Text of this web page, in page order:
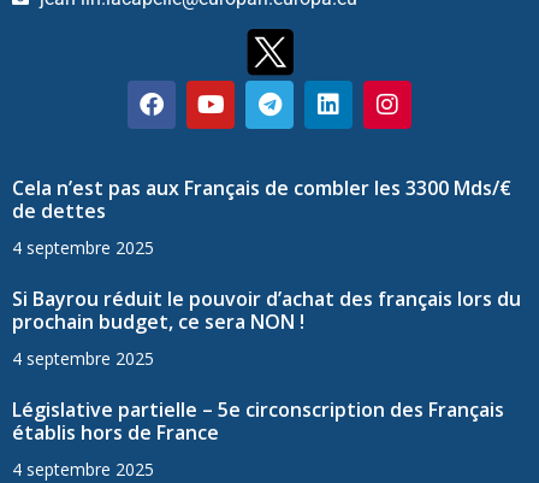
Cela n’est pas aux Français de combler les 3300 Mds/€
de dettes
4 septembre 2025
Si Bayrou réduit le pouvoir d’achat des français lors du
prochain budget, ce sera NON !
4 septembre 2025
Législative partielle – 5e circonscription des Français
établis hors de France
4 septembre 2025